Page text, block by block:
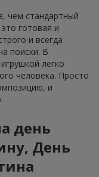
чем стандартный
готовая и
и всегда
поиски. В
легко
человека. Просто
и
день
День